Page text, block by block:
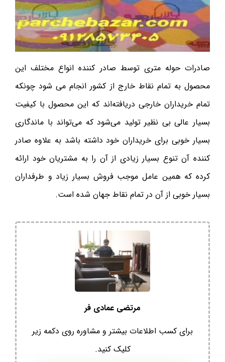
صادرات حوله متری توسط صادر کننده انواع مختلف این
محصول به تمام نقاط خارج از کشور انجام می شود چونکه
تمام خریداران خارجی دریافته‌اند که این محصول با کیفیت
بسیار عالی بی نظیر تولید می‌شود که می‌تواند با ماندگاری
بسیار خوبی برای خریداران خود داشته باشد به علاوه صادر
کننده آن تنوع بسیار زیادی از آن را به مشتریان خود ارائه
کرده که همین عامل موجب فروش بسیار زیاد و طرفداران
بسیار خوبی از آن در تمام نقاط جهان شده است.
مرتضی عمادی فر
برای کسب اطلاعات بیشتر و مشاوره روی دکمه زیر
کلیک کنید.